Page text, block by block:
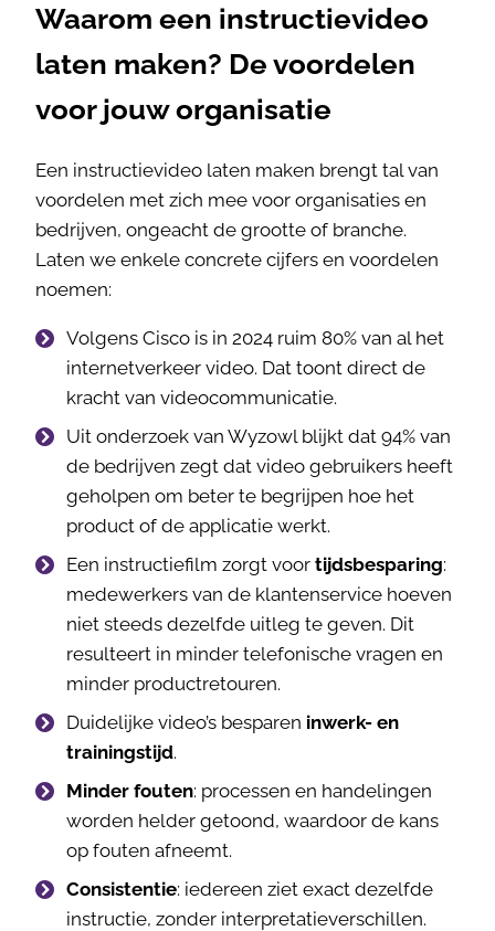
Waarom een instructievideo
laten maken? De voordelen
voor jouw organisatie
Een instructievideo laten maken brengt tal van
voordelen met zich mee voor organisaties en
bedrijven, ongeacht de grootte of branche.
Laten we enkele concrete cijfers en voordelen
noemen:
Volgens Cisco is in 2024 ruim 80% van al het
internetverkeer video. Dat toont direct de
kracht van videocommunicatie.
Uit onderzoek van Wyzowl blijkt dat 94% van
de bedrijven zegt dat video gebruikers heeft
geholpen om beter te begrijpen hoe het
product of de applicatie werkt.
Een instructiefilm zorgt voor tijdsbesparing:
medewerkers van de klantenservice hoeven
niet steeds dezelfde uitleg te geven. Dit
resulteert in minder telefonische vragen en
minder productretouren.
Duidelijke video’s besparen inwerk- en
trainingstijd.
Minder fouten: processen en handelingen
worden helder getoond, waardoor de kans
op fouten afneemt.
Consistentie: iedereen ziet exact dezelfde
instructie, zonder interpretatieverschillen.